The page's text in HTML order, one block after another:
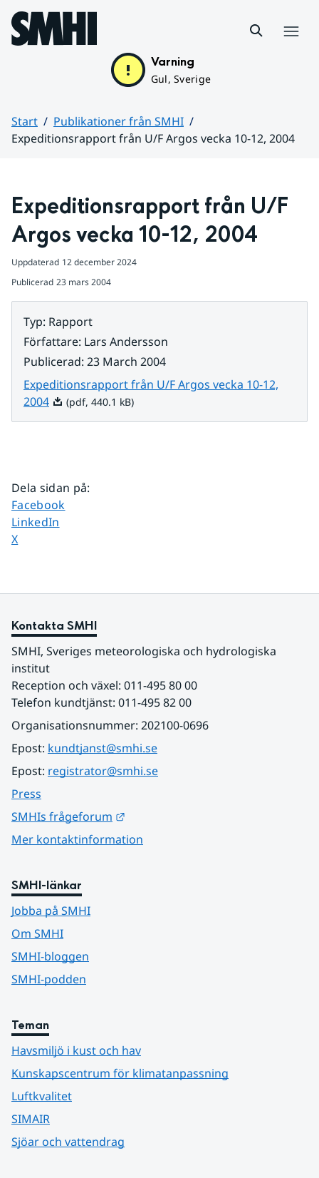
Hoppa till sidans innehåll
Varning
Gul, Sverige
Start
Publikationer från SMHI
Expeditionsrapport från U/F Argos vecka 10-12, 2004
Expeditionsrapport från U/F
Argos vecka 10-12, 2004
Uppdaterad 12 december 2024
Publicerad 23 mars 2004
Typ: Rapport
Författare: Lars Andersson
Publicerad: 23 March 2004
Expeditionsrapport från U/F Argos vecka 10-12,
2004Pdf, 440.1 kB.
(pdf, 440.1 kB)
Dela sidan på:
Dela sidan på
Facebook
Dela sidan på
LinkedIn
Dela sidan på
X
Kontakta SMHI
SMHI, Sveriges meteorologiska och hydrologiska
institut
Reception och växel: 011-495 80 00
Telefon kundtjänst: 011-495 82 00
Organisationsnummer: 202100-0696
Epost: kundtjanst@smhi.se
Epost: registrator@smhi.se
Press
SMHIs frågeforum
Mer kontaktinformation
SMHI-länkar
Jobba på SMHI
Om SMHI
SMHI-bloggen
SMHI-podden
Teman
Havsmiljö i kust och hav
Kunskapscentrum för klimatanpassning
Luftkvalitet
SIMAIR
Sjöar och vattendrag